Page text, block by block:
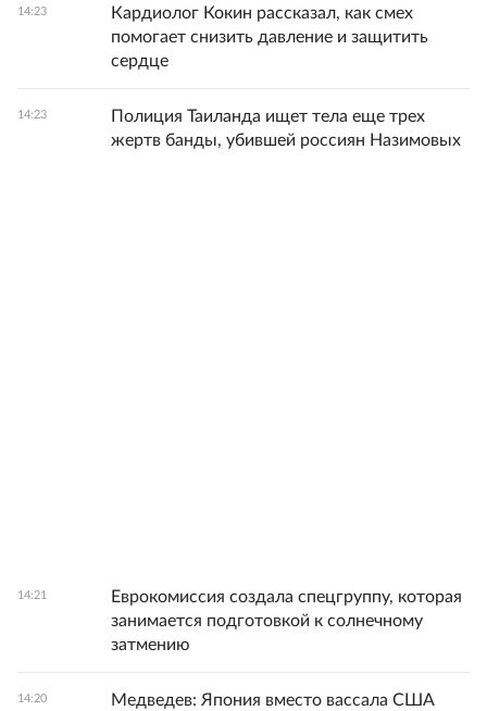
14:23
Кардиолог Кокин рассказал, как смех
помогает снизить давление и защитить
сердце
14:23
Полиция Таиланда ищет тела еще трех
жертв банды, убившей россиян Назимовых
14:21
Еврокомиссия создала спецгруппу, которая
занимается подготовкой к солнечному
затмению
14:20
Медведев: Япония вместо вассала США